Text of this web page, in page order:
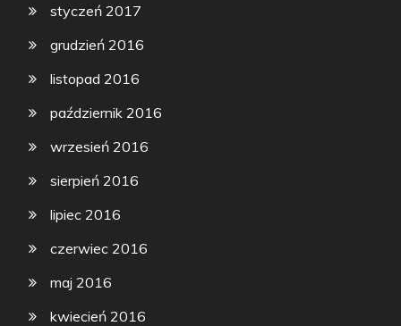
styczeń 2017
grudzień 2016
listopad 2016
październik 2016
wrzesień 2016
sierpień 2016
lipiec 2016
czerwiec 2016
maj 2016
kwiecień 2016